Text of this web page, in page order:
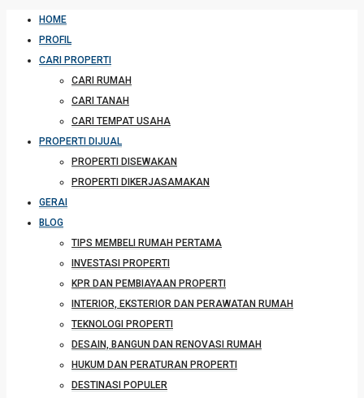
HOME
PROFIL
CARI PROPERTI
CARI RUMAH
CARI TANAH
CARI TEMPAT USAHA
PROPERTI DIJUAL
PROPERTI DISEWAKAN
PROPERTI DIKERJASAMAKAN
GERAI
BLOG
TIPS MEMBELI RUMAH PERTAMA
INVESTASI PROPERTI
KPR DAN PEMBIAYAAN PROPERTI
INTERIOR, EKSTERIOR DAN PERAWATAN RUMAH
TEKNOLOGI PROPERTI
DESAIN, BANGUN DAN RENOVASI RUMAH
HUKUM DAN PERATURAN PROPERTI
DESTINASI POPULER